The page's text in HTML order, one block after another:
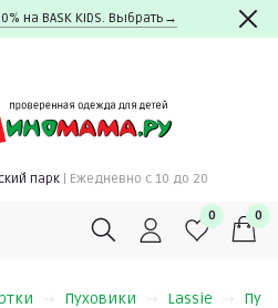
на BASK KIDS. Выбрать→
парк | Ежедневно c 10 до 20
0 0
Пуховики Lassie